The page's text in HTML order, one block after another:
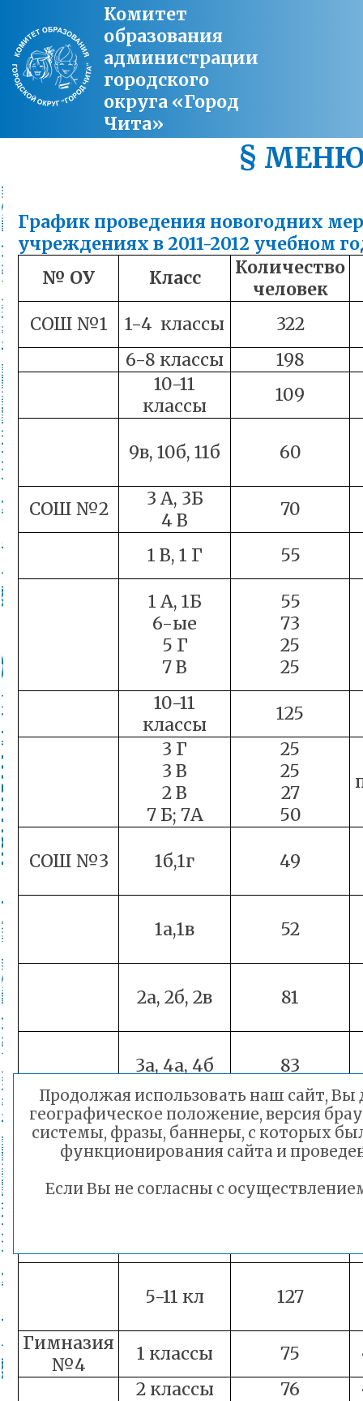
Комитет
образования
администрации
городского
округа «Город
Чита»
§
График проведения новогодних
учреждениях в 2011-2012 учебном
№ ОУ
Класс
Количество
человек
СОШ №1
1-4 классы
322
6-8 классы
198
10-11
классы
109
9в, 10б, 11б 60
СОШ №2
3 А, 3Б
4 В
70
1 В, 1 Г 55
1 А, 1Б
6-ые
5 Г
7 В
55
73
25
25
10-11
классы
125
3 Г
3 В
2 В
7 Б; 7А
25
25
27
50
СОШ №3 1б,1г 49
1а,1в 52
2а, 2б, 2в 81
3а, 4а, 4б 83
3б, 3в 51
5-6 кл.
153
5-11 кл 127
Гимназия
№4
1 классы 75
2 классы
76
Продолжая использовать наш сайт, Вы
географическое положение, версия
системы, фразы, баннеры, с которых
функционирования сайта и
Если Вы не согласны с